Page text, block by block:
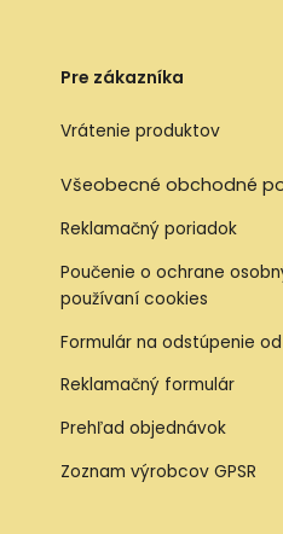
Pre zákazníka
Vrátenie produktov
Všeobecné obchodné
Reklamačný poriadok
Poučenie o ochrane
používaní cookies
Formulár na odstúpenie
Reklamačný formulár
Prehľad objednávok
Zoznam výrobcov GPSR